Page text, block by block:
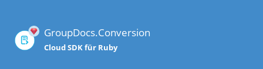
GroupDocs.Conversion
Cloud SDK für Ruby